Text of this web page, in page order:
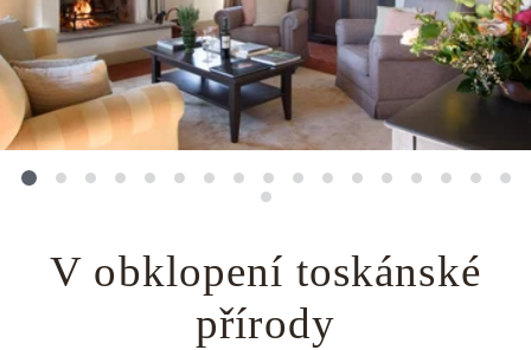
V obklopení toskánské
přírody
Všechny destinace
Private jet
Golfová dovolená
Dovolená na pláži
Prodloužený víkend
Safari
Uganda
Island
Botswana